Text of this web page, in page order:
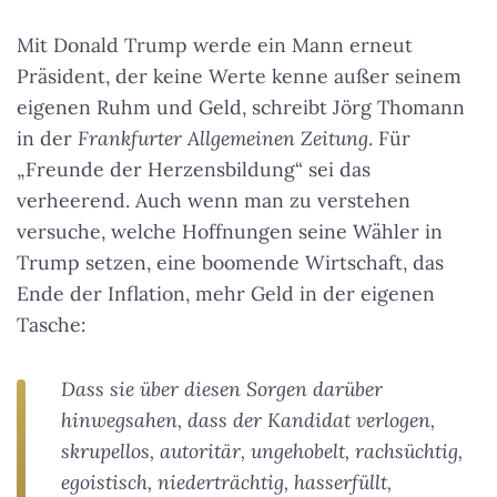
Mit Donald Trump werde ein Mann erneut
Präsident, der keine Werte kenne außer seinem
eigenen Ruhm und Geld, schreibt Jörg Thomann
in der Frankfurter Allgemeinen Zeitung. Für
„Freunde der Herzensbildung“ sei das
verheerend. Auch wenn man zu verstehen
versuche, welche Hoffnungen seine Wähler in
Trump setzen, eine boomende Wirtschaft, das
Ende der Inflation, mehr Geld in der eigenen
Tasche:
Dass sie über diesen Sorgen darüber
hinwegsahen, dass der Kandidat verlogen,
skrupellos, autoritär, ungehobelt, rachsüchtig,
egoistisch, niederträchtig, hasserfüllt,